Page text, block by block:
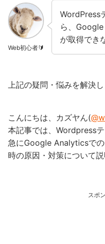
Web初心者🔰
WordPress
ら、
が取得でき
上記の疑問・悩みを解決し
こんにちは、カズヤん(
本記事では、Wordpressテ
急にGoogle Analyticsで
時の原因・対策について説
スポ